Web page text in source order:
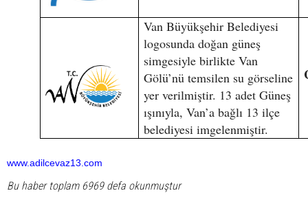
Van Büyükşehir Belediyesi
logosunda doğan güneş
simgesiyle birlikte Van
Gölü’nü temsilen su görseline
yer verilmiştir. 13 adet Güneş
ışınıyla, Van’a bağlı 13 ilçe
belediyesi imgelenmiştir.
www.adilcevaz13.com
Bu haber toplam 6969 defa okunmuştur